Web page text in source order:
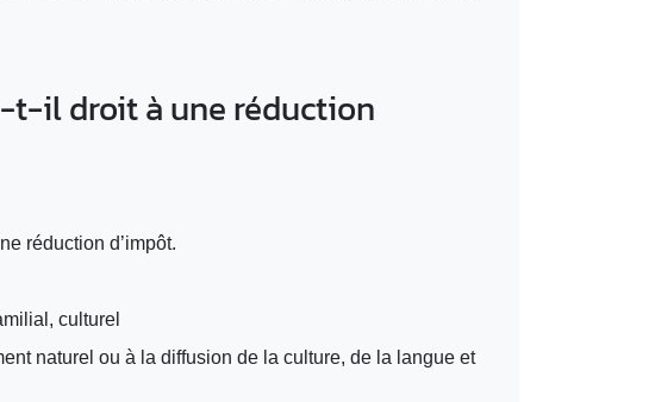
t-il droit à une réduction
réduction d’impôt.
culturel
naturel ou à la diffusion de la culture, de la langue et